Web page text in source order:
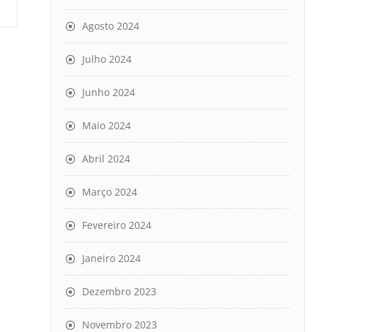
Agosto 2024
Julho 2024
Junho 2024
Maio 2024
Abril 2024
Março 2024
Fevereiro 2024
Janeiro 2024
Dezembro 2023
Novembro 2023